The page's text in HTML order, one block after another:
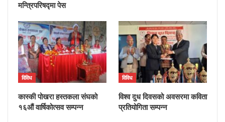
मन्त्रिपरिषद्मा पेस
विविध
कास्की पोखरा हस्तकला संघको
१६औं वार्षिकोत्सव सम्पन्न
विविध
विश्व दुध दिवसको अवसरमा कविता
प्रतियोगिता सम्पन्न